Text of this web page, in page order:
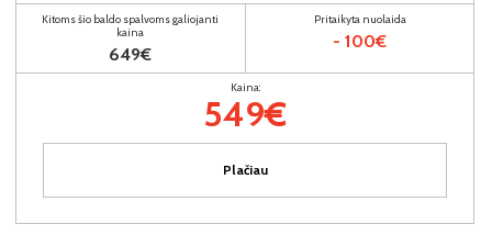
Kitoms šio baldo spalvoms galiojanti
kaina
649€
Pritaikyta nuolaida
- 100€
Kaina:
549€
Plačiau